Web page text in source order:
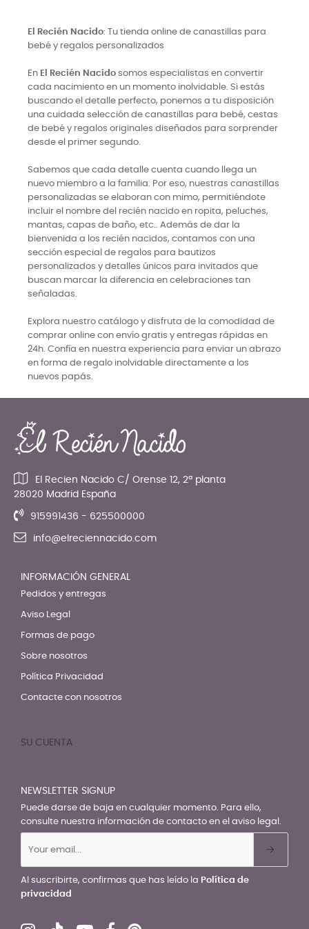
El Recién Nacido: Tu tienda online de canastillas para
bebé y regalos personalizados
En El Recién Nacido somos especialistas en convertir
cada nacimiento en un momento inolvidable. Si estás
buscando el detalle perfecto, ponemos a tu disposición
una cuidada selección de canastillas para bebé, cestas
de bebé y regalos originales diseñados para sorprender
desde el primer segundo.
Sabemos que cada detalle cuenta cuando llega un
nuevo miembro a la familia. Por eso, nuestras canastillas
personalizadas se elaboran con mimo, permitiéndote
incluir el nombre del recién nacido en ropita, peluches,
mantas, capas de baño, etc.. Además de dar la
bienvenida a los recién nacidos, contamos con una
sección especial de regalos para bautizos
personalizados y detalles únicos para invitados que
buscan marcar la diferencia en celebraciones tan
señaladas.
Explora nuestro catálogo y disfruta de la comodidad de
comprar online con envío gratis y entregas rápidas en
24h. Confía en nuestra experiencia para enviar un abrazo
en forma de regalo inolvidable directamente a los
nuevos papás.
El Recien Nacido C/ Orense 12, 2ª planta
28020 Madrid España
915991436 - 625500000
info@elreciennacido.com
INFORMACIÓN GENERAL
Pedidos y entregas
Aviso Legal
Formas de pago
Sobre nosotros
Política Privacidad
Contacte con nosotros
SU CUENTA
NEWSLETTER SIGNUP
Puede darse de baja en cualquier momento. Para ello,
consulte nuestra información de contacto en el aviso legal.
Al suscribirte, confirmas que has leído la Política de
privacidad